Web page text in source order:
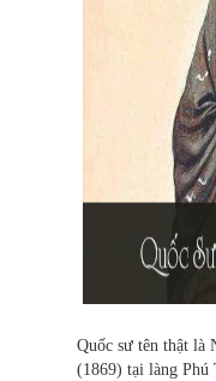
Quốc sư tên thật là
(1869) tại làng Phú